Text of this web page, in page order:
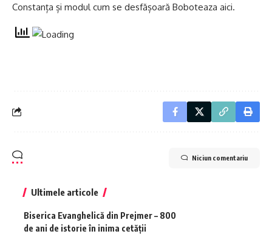
Constanța și modul cum se desfășoară Boboteaza aici.
Niciun comentariu
Ultimele articole
Biserica Evanghelică din Prejmer – 800
de ani de istorie în inima cetății